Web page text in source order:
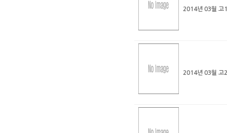
2014년 03월 고
2014년 03월 고